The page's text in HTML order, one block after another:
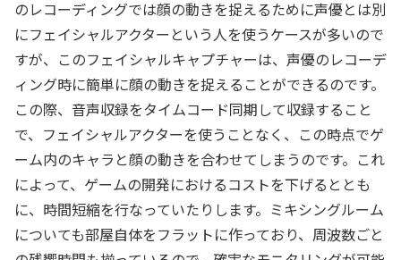
のレコーディングでは顔の動きを捉えるために声優とは別
にフェイシャルアクターという人を使うケースが多いので
すが、このフェイシャルキャプチャーは、声優のレコーデ
ィング時に簡単に顔の動きを捉えることができるのです。
この際、音声収録をタイムコード同期して収録すること
で、フェイシャルアクターを使うことなく、この時点でゲ
ーム内のキャラと顔の動きを合わせてしまうのです。これ
によって、ゲームの開発におけるコストを下げるととも
に、時間短縮を行なっていたりします。ミキシングルーム
についても部屋自体をフラットに作っており、周波数ごと